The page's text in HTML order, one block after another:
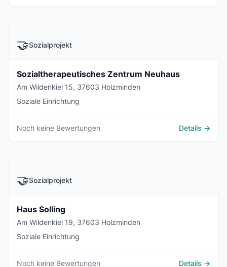
🤝Sozialprojekt
Sozialtherapeutisches Zentrum Neuhaus
Am Wildenkiel 15, 37603 Holzminden
Soziale Einrichtung
Noch keine Bewertungen Details →
🤝Sozialprojekt
Haus Solling
Am Wildenkiel 19, 37603 Holzminden
Soziale Einrichtung
Noch keine Bewertungen Details →